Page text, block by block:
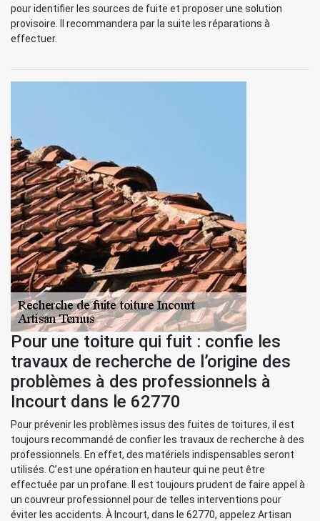
pour identifier les sources de fuite et proposer une solution
provisoire. Il recommandera par la suite les réparations à
effectuer.
Pour une toiture qui fuit : confie les
travaux de recherche de l’origine des
problèmes à des professionnels à
Incourt dans le 62770
Pour prévenir les problèmes issus des fuites de toitures, il est
toujours recommandé de confier les travaux de recherche à des
professionnels. En effet, des matériels indispensables seront
utilisés. C’est une opération en hauteur qui ne peut être
effectuée par un profane. Il est toujours prudent de faire appel à
un couvreur professionnel pour de telles interventions pour
éviter les accidents. À Incourt, dans le 62770, appelez Artisan